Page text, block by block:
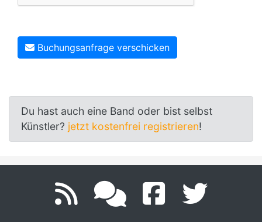
Buchungsanfrage verschicken
Du hast auch eine Band oder bist selbst
Künstler? jetzt kostenfrei registrieren!